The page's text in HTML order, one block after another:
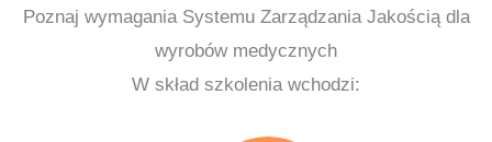
13485:2016
Poznaj wymagania Systemu Zarządzania Jakością dla
wyrobów medycznych
W skład szkolenia wchodzi: